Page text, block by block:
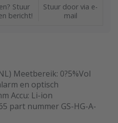
Stuur
bericht!
Stuur door via e-
mail
Meetbereik: 0?5%Vol
en optisch
Accu: Li-ion
part nummer GS-HG-A-